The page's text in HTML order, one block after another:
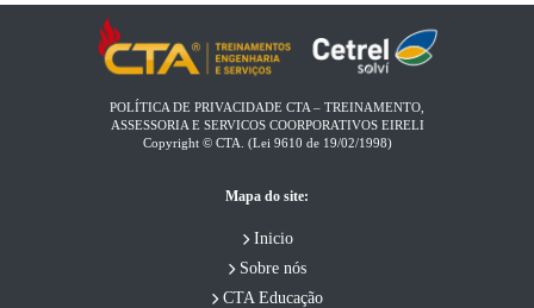
POLÍTICA DE PRIVACIDADE CTA – TREINAMENTO,
ASSESSORIA E SERVICOS COORPORATIVOS EIRELI​
Copyright © CTA. (Lei 9610 de 19/02/1998)
Mapa do site:
Inicio
Sobre nós
CTA Educação